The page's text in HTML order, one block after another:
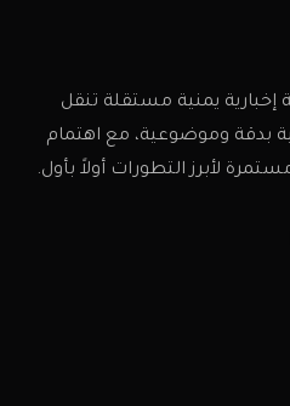
يمنية مستقلة تنقل
بدقة وموضوعية، مع اهتمام
لأبرز التطورات أولاً بأول.